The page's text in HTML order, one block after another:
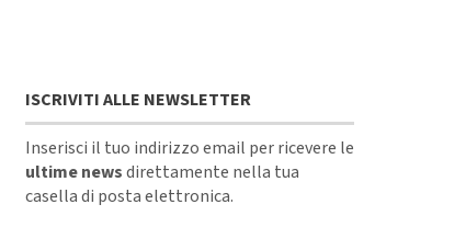
ISCRIVITI ALLE NEWSLETTER
Inserisci il tuo indirizzo email per ricevere le
ultime newsdirettamente nella tua
casella di posta elettronica.